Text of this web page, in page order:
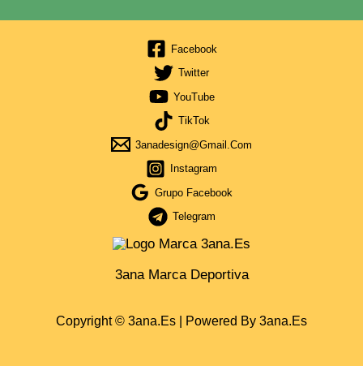
Facebook
Twitter
YouTube
TikTok
3anadesign@gmail.com
Instagram
Grupo Facebook
Telegram
3ana Marca Deportiva
Copyright © 3ana.es | Powered By 3ana.es